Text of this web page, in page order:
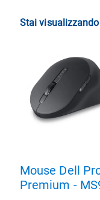
Stai visualizzando
Mouse Dell
Premium -